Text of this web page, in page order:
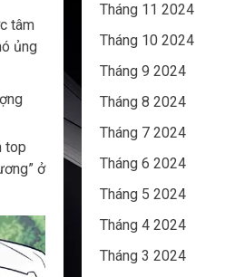
tâm
ủng
top
ở
Tháng 11 2024
Tháng 10 2024
Tháng 9 2024
Tháng 8 2024
Tháng 7 2024
Tháng 6 2024
Tháng 5 2024
Tháng 4 2024
Tháng 3 2024